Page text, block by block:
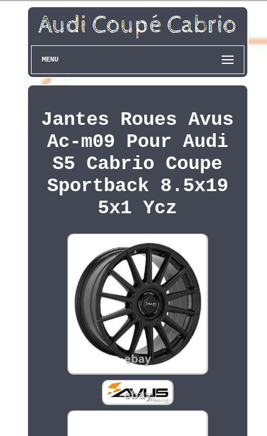
MENU
Jantes Roues Avus
Ac-m09 Pour Audi
S5 Cabrio Coupe
Sportback 8.5x19
5x1 Ycz